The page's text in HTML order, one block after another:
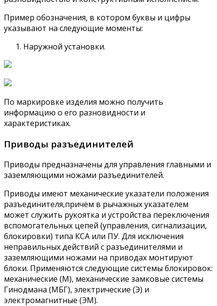
Пример обозначения, в котором буквы и цифры
указывают на следующие моменты:
Наружной установки.
По маркировке изделия можно получить
информацию о его разновидности и
характеристиках.
Приводы разъединителей
Приводы предназначены для управления главными и
заземляющими ножами разъединителей.
Приводы имеют механические указатели положения
разъединителя,причём в рычажных указателем
может служить рукоятка и устройства переключения
вспомогательных цепей (управления, сигнализации,
блокировки) типа КСА или ПУ. Для исключения
неправильных действий с разъединителями и
заземляющими ножами на приводах монтируют
блоки. Применяются следующие системы блокировок:
механические (М), механические замковые системы
Гинодмана (МБГ), электрические (Э) и
электромагнитные (ЭМ).